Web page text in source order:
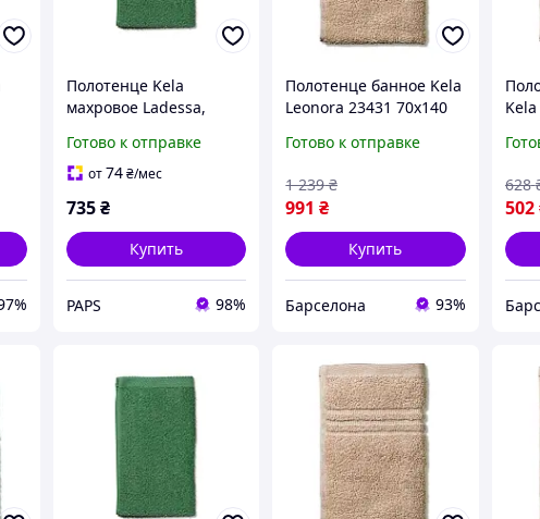
Полотенце Kela
махровое Ladessa,
см (24595)
(00000026452) e
Готово к отправке
от74₴/мес
735₴
Купить
PAPS 98%
Полотенце банное Kela
Leonora 23431 70х140
barca
Готово к отправке
991 ₴
1 239 ₴
Купить
Барселона 93%
502
628